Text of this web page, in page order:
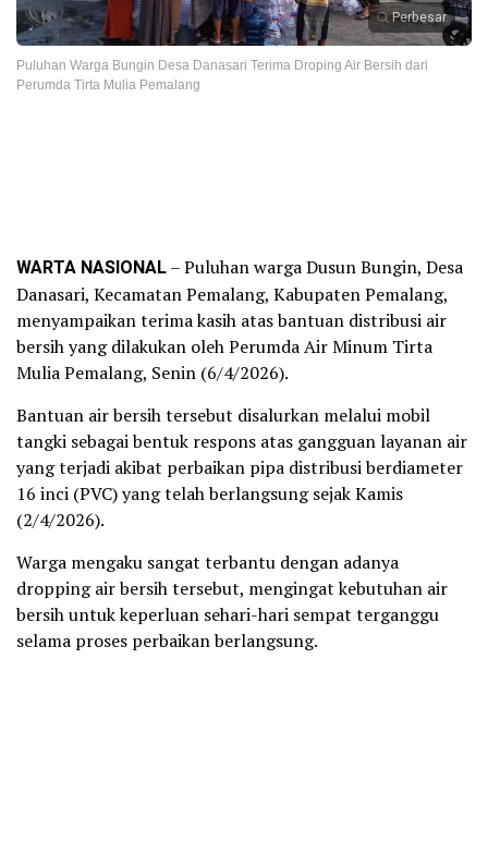
Perbesar
Puluhan Warga Bungin Desa Danasari Terima Droping Air Bersih dari
Perumda Tirta Mulia Pemalang
WARTA NASIONAL– Puluhan warga Dusun Bungin, Desa
Danasari, Kecamatan Pemalang, Kabupaten Pemalang,
menyampaikan terima kasih atas bantuan distribusi air
bersih yang dilakukan oleh Perumda Air Minum Tirta
Mulia Pemalang, Senin (6/4/2026).
Bantuan air bersih tersebut disalurkan melalui mobil
tangki sebagai bentuk respons atas gangguan layanan air
yang terjadi akibat perbaikan pipa distribusi berdiameter
16 inci (PVC) yang telah berlangsung sejak Kamis
(2/4/2026).
Warga mengaku sangat terbantu dengan adanya
dropping air bersih tersebut, mengingat kebutuhan air
bersih untuk keperluan sehari-hari sempat terganggu
selama proses perbaikan berlangsung.